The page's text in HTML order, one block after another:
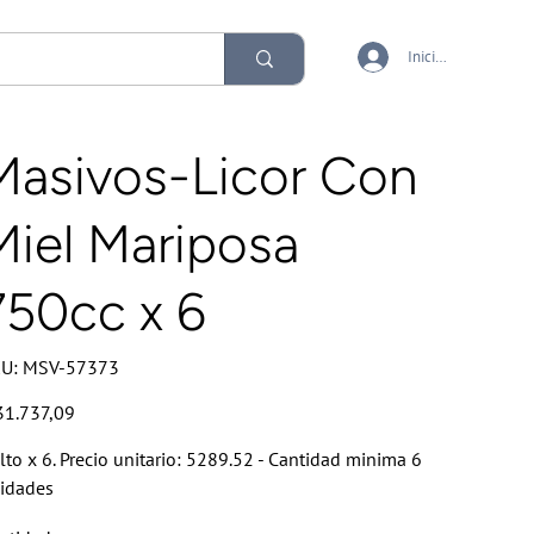
Iniciar sesión
Licor Con
Mariposa
x 6
SKU
MSV-
MSV-57373
x 6. Precio unitario: 5289.52 - Cantidad minima 6